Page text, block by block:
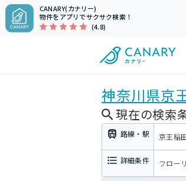
CANARY(カナリー)
物件をアプリでサクサク検索！
(4.8)
神奈川県京
現在の検索
路線・駅 京王稲
詳細条件 フロー